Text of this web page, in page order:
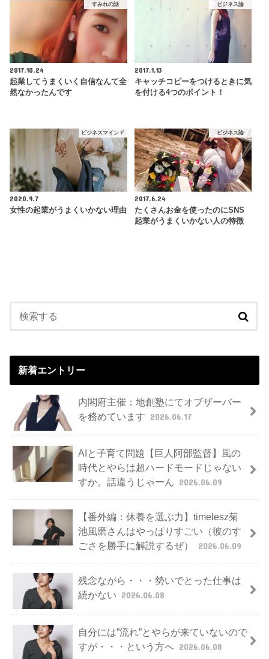
すみれの話
2017.10.24
起業してうまくいく自信なんて全
然なかったんです
ビジネス論
2017.1.13
キャッチコピーをつけるときに気
を付ける4つのポイント！
ビジネスマインド
2020.9.7
女性の起業がうまくいかない理由
ビジネス論
2017.6.24
たくさんお金を使ったのにSNS
起業がうまくいかない人の特徴
新着エントリー
内閣府主催：地創塾にてオブザーバー
を務めています 2026.06.17
AIと子育て問題【巨人阿部監督】風の
時代とやらは超ハードモードじゃない
すか。話違うじゃーん 2026.06.09
【番外編：休養を選ぶ力】timelesz菊
池風磨さんはやっぱりすごい（彼のす
ごさを勝手に解説するぜ）
2026.06.09
残念ながら・・・勢いでとった仕事は
続かない 2026.06.08
自分には”流れ”とやらが来ていないので
すが・・・という方へ 2026.06.08